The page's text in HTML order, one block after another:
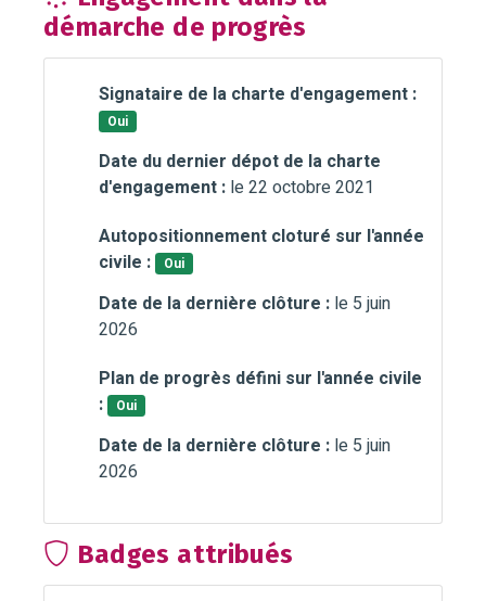
démarche de progrès
Signataire de la charte d'engagement :
Oui
Date du dernier dépot de la charte
d'engagement : le 22 octobre 2021
Autopositionnement cloturé sur l'année
civile :
Oui
Date de la dernière clôture : le 5 juin
2026
Plan de progrès défini sur l'année civile
:
Oui
Date de la dernière clôture : le 5 juin
2026
Badges attribués